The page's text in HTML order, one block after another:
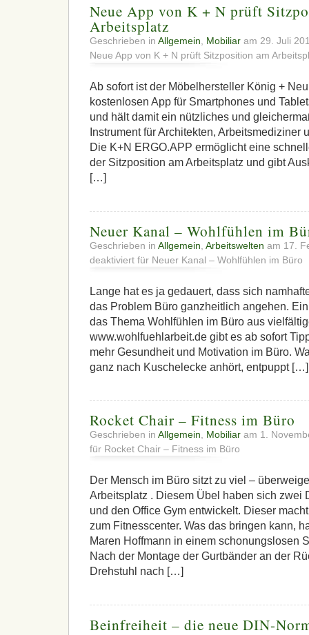
Neue App von K + N prüft
Arbeitsplatz
Geschrieben in Allgemein Mobiliar am 29. Juli
Neue App von K + N prüft Sitzposition am
Ab sofort ist der Möbelhersteller König +
kostenlosen App für Smartphones und
und hält damit ein nützliches und
Instrument für Architekten,
Die K+N ERGO.APP ermöglicht eine
der Sitzposition am Arbeitsplatz und gibt
[…]
Neuer Kanal – Wohlfühlen im
Geschrieben in Allgemein Arbeitswelten am 17.
deaktiviert für Neuer Kanal – Wohlfühlen im Büro
Lange hat es ja gedauert, dass sich
das Problem Büro ganzheitlich angehen.
das Thema Wohlfühlen im Büro aus
www.wohlfuehlarbeit.de gibt es ab sofort
mehr Gesundheit und Motivation im Büro.
ganz nach Kuschelecke anhört, entpuppt […]
Rocket Chair – Fitness im Büro
Geschrieben in Allgemein, Mobiliar am 1.
für Rocket Chair – Fitness im Büro
Der Mensch im Büro sitzt zu viel –
Arbeitsplatz . Diesem Übel haben sich zwei
und den Office Gym entwickelt. Dieser
zum Fitnesscenter. Was das bringen kann,
Maren Hoffmann in einem schonungslosen
Nach der Montage der Gurtbänder an der
Drehstuhl nach […]
Beinfreiheit – die neue DIN-